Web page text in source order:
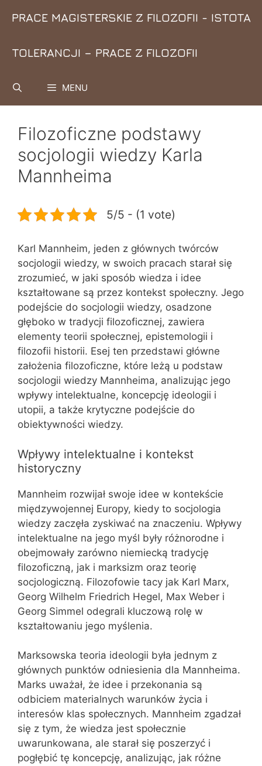
PRACE MAGISTERSKIE Z FILOZOFII - ISTOTA
TOLERANCJI – PRACE Z FILOZOFII
MENU
Filozoficzne podstawy
socjologii wiedzy Karla
Mannheima
5/5 - (1 vote)
Karl Mannheim, jeden z głównych twórców
socjologii wiedzy, w swoich pracach starał się
zrozumieć, w jaki sposób wiedza i idee
kształtowane są przez kontekst społeczny. Jego
podejście do socjologii wiedzy, osadzone
głęboko w tradycji filozoficznej, zawiera
elementy teorii społecznej, epistemologii i
filozofii historii. Esej ten przedstawi główne
założenia filozoficzne, które leżą u podstaw
socjologii wiedzy Mannheima, analizując jego
wpływy intelektualne, koncepcję ideologii i
utopii, a także krytyczne podejście do
obiektywności wiedzy.
Wpływy intelektualne i kontekst
historyczny
Mannheim rozwijał swoje idee w kontekście
międzywojennej Europy, kiedy to socjologia
wiedzy zaczęła zyskiwać na znaczeniu. Wpływy
intelektualne na jego myśl były różnorodne i
obejmowały zarówno niemiecką tradycję
filozoficzną, jak i marksizm oraz teorię
socjologiczną. Filozofowie tacy jak Karl Marx,
Georg Wilhelm Friedrich Hegel, Max Weber i
Georg Simmel odegrali kluczową rolę w
kształtowaniu jego myślenia.
Marksowska teoria ideologii była jednym z
głównych punktów odniesienia dla Mannheima.
Marks uważał, że idee i przekonania są
odbiciem materialnych warunków życia i
interesów klas społecznych. Mannheim zgadzał
się z tym, że wiedza jest społecznie
uwarunkowana, ale starał się poszerzyć i
pogłębić tę koncepcję, analizując, jak różne